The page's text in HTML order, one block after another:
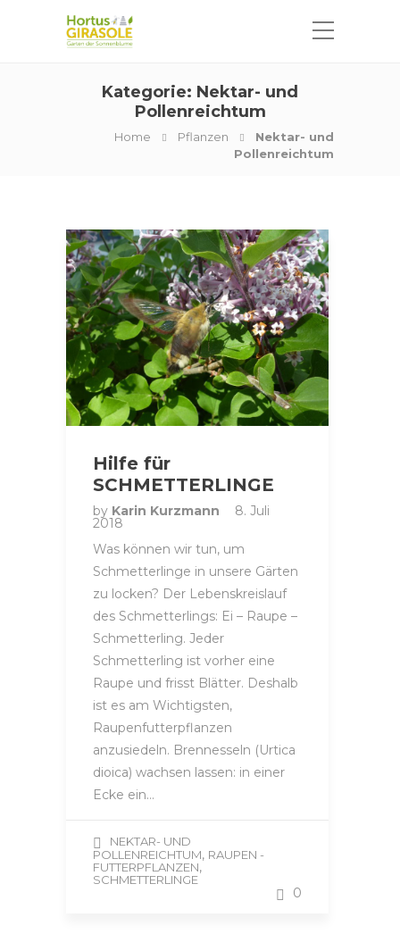
Kategorie: Nektar- und
Pollenreichtum
Home Pflanzen
Nektar- und
Pollenreichtum
Hilfe für
SCHMETTERLINGE
by Karin Kurzmann 8. Juli
2018
Was können wir tun, um
Schmetterlinge in unsere Gärten
zu locken? Der Lebenskreislauf
des Schmetterlings: Ei – Raupe –
Schmetterling. Jeder
Schmetterling ist vorher eine
Raupe und frisst Blätter. Deshalb
ist es am Wichtigsten,
Raupenfutterpflanzen
anzusiedeln. Brennesseln (Urtica
dioica) wachsen lassen: in einer
Ecke ein…
NEKTAR- UND
POLLENREICHTUM, RAUPEN -
FUTTERPFLANZEN,
SCHMETTERLINGE
0